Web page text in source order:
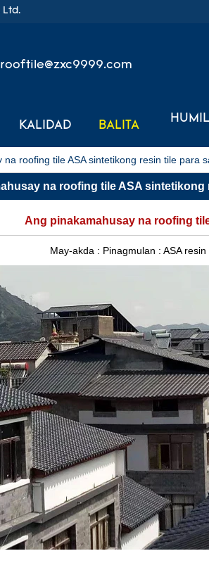
Ltd.
KALIDAD BALITA
na roofing tile ASA sintetikong resin tile para
na roofing tile ASA sintetikong
Ang pinakamahusay na roofing
May-akda : Pinagmulan : ASA resin